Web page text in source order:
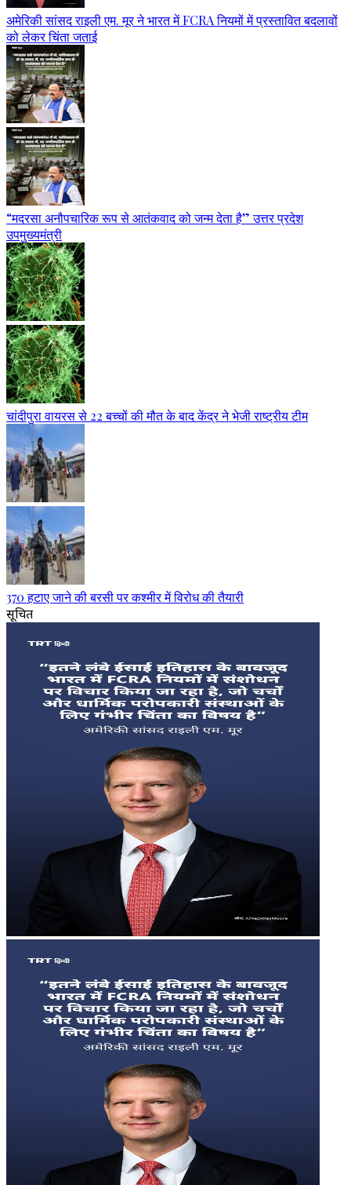
अमेरिकी सांसद राइली एम. मूर ने भारत में FCRA नियमों में प्रस्तावित बदलावों
को लेकर चिंता जताई
“मदरसा अनौपचारिक रूप से आतंकवाद को जन्म देता है” उत्तर प्रदेश
उपमुख्यमंत्री
चांदीपुरा वायरस से 22 बच्चों की मौत के बाद केंद्र ने भेजी राष्ट्रीय टीम
370 हटाए जाने की बरसी पर कश्मीर में विरोध की तैयारी
सूचित